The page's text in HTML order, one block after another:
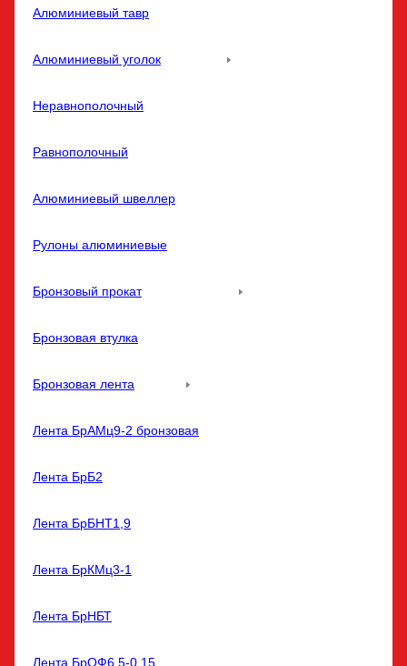
Алюминиевый тавр
Алюминиевый уголок
Неравнополочный
Равнополочный
Алюминиевый швеллер
Рулоны алюминиевые
Бронзовый прокат
Бронзовая втулка
Бронзовая лента
Лента БрАМц9-2 бронзовая
Лента БрБ2
Лента БрБНТ1,9
Лента БрКМц3-1
Лента БрНБТ
Лента БрОФ6,5-0,15